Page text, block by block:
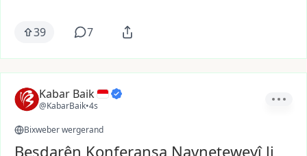
39 7
Kabar Baik
@KabarBaik•4s
Bixweber wergerand
Beşdarên Konferansa Navneteweyî li